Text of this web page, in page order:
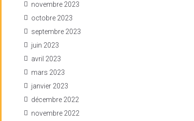
novembre 2023
octobre 2023
septembre 2023
juin 2023
avril 2023
mars 2023
janvier 2023
décembre 2022
novembre 2022